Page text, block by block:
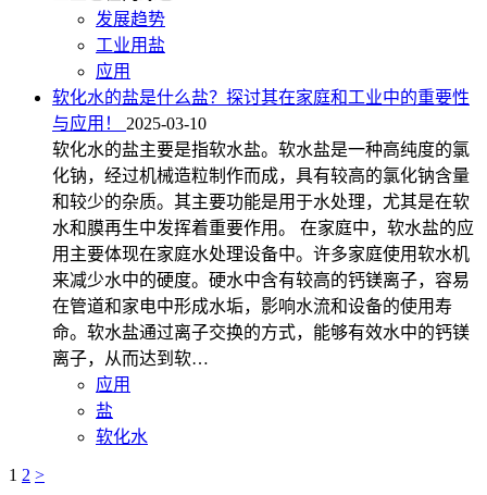
发展趋势
工业用盐
应用
软化水的盐是什么盐？探讨其在家庭和工业中的重要性
与应用！
2025-03-10
软化水的盐主要是指软水盐。软水盐是一种高纯度的氯
化钠，经过机械造粒制作而成，具有较高的氯化钠含量
和较少的杂质。其主要功能是用于水处理，尤其是在软
水和膜再生中发挥着重要作用。 在家庭中，软水盐的应
用主要体现在家庭水处理设备中。许多家庭使用软水机
来减少水中的硬度。硬水中含有较高的钙镁离子，容易
在管道和家电中形成水垢，影响水流和设备的使用寿
命。软水盐通过离子交换的方式，能够有效水中的钙镁
离子，从而达到软…
应用
盐
软化水
1 2 >